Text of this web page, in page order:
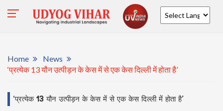
Home
News
‘प्रत्येक 13 यौन उत्पीड़न के केस में से एक केस दिल्ली में होता है’
‘प्रत्येक 13 यौन उत्पीड़न के केस में से एक केस दिल्ली में होता है’